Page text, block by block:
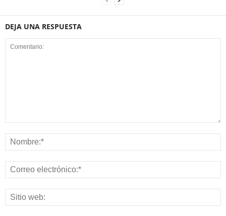
DEJA UNA RESPUESTA